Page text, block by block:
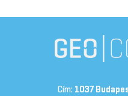
Cím: 1037